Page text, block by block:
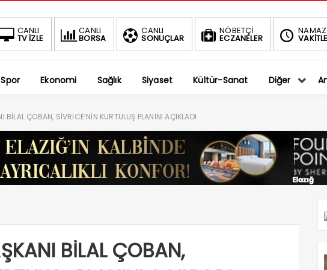
CANLI
TV İZLE
CANLI
BORSA
CANLI
SONUÇLAR
NÖBETÇİ
ECZANELER
NAMAZ
BIST
-0.75% 1.401,27
DOLAR
% 36,5794
Spor Ekonomi Sağlık Siyaset Kültür-Sanat Diğer
BİLAL ÇOBAN, SİVRİCE’NİN KURTULUŞ PLANINI AÇIKLADI
BİLAL ÇOBAN,